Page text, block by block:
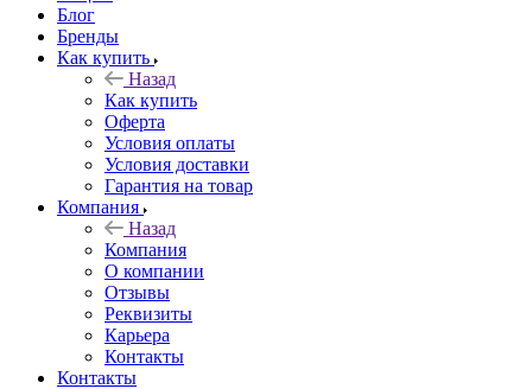
Блог
Бренды
Как купить
Назад
Как купить
Оферта
Условия оплаты
Условия доставки
Гарантия на товар
Компания
Назад
Компания
О компании
Отзывы
Реквизиты
Карьера
Контакты
Контакты